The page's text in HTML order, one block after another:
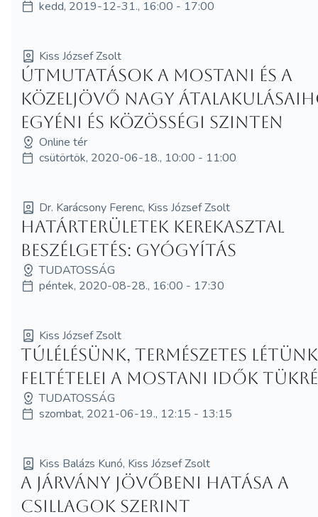
kedd, 2019-12-31., 16:00 - 17:00
Kiss József Zsolt
Útmutatások a mostani és a
közeljövő nagy
egyéni és közösségi szinten
Online tér
csütörtök, 2020-06-18., 10:00 - 11:00
Dr. Karácsony Ferenc, Kiss József Zsolt
Határterületek kerekasztal
beszélgetés: Gyógyítás
TUDATOSSÁG
péntek, 2020-08-28., 16:00 - 17:30
Kiss József Zsolt
Túlélésünk, természetes létünk
feltételei a mostani idők
TUDATOSSÁG
szombat, 2021-06-19., 12:15 - 13:15
Kiss Balázs Kunó, Kiss József Zsolt
A járvány jövőbeni hatása a
csillagok szerint